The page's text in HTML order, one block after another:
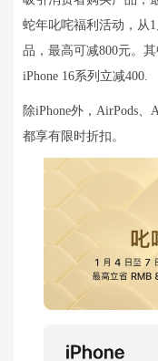
蛇年叱咤福利活动，从
品，最高可减800元。其
iPhone 16系列立减400.
除iPhone外，AirPods、
都享有限时折扣。